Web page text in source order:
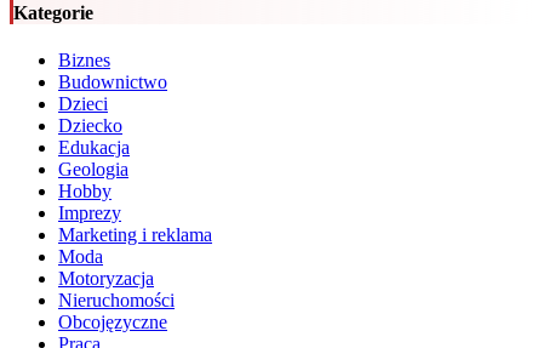
Kategorie
Biznes
Budownictwo
Dzieci
Dziecko
Edukacja
Geologia
Hobby
Imprezy
Marketing i reklama
Moda
Motoryzacja
Nieruchomości
Obcojęzyczne
Praca